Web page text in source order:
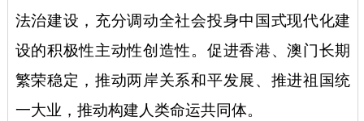
法治建设，充分调动全社会投身中国式现代化建
设的积极性主动性创造性。促进香港、澳门长期
繁荣稳定，推动两岸关系和平发展、推进祖国统
一大业，推动构建人类命运共同体。